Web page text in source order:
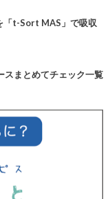
「t-Sort MAS」で吸収
スまとめてチェック一覧